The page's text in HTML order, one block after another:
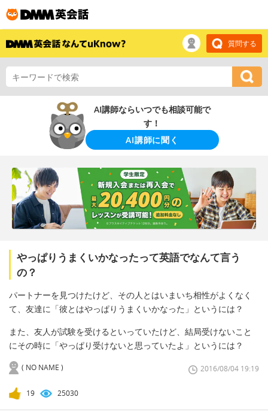
質問する
AI講師ならいつでも相談可能で
す！
AI講師に聞く
やっぱりうまくいかなったって英語でなんて言う
の？
パートナーを見つけたけど、その人とはいまいち相性がよくなく
て、友達に「彼とはやっぱりうまくいかなった」というには？
また、友人が試験を受けるといっていたけど、結局受けないこと
にその時に「やっぱり受けないと思っていたよ」というには？
( NO NAME ) 2016/08/04 19:19
19 25030